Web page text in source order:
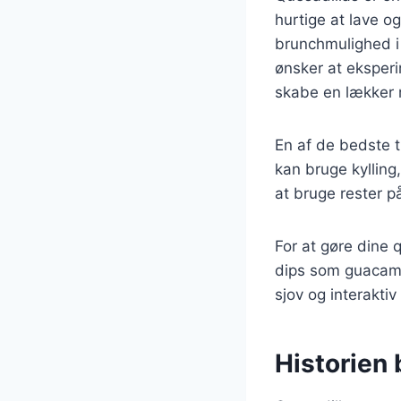
hurtige at lave
brunchmulighed
ønsker at
skabe en lækker
En af de bedste
kan bruge
at bruge rester
For at gøre dine
dips som
sjov og
Historien